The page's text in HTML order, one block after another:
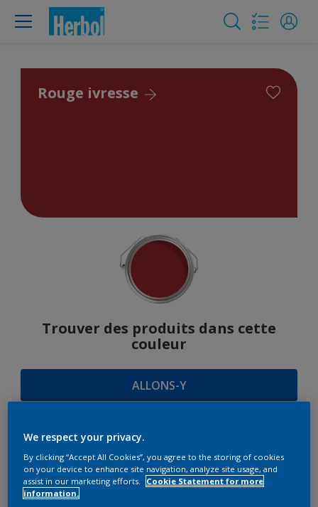
Rouge ivresse
Trouver des produits dans cette
couleur
ALLONS-Y
SUGGESTIONS
D'HARMONIES
We respect your privacy.
By clicking “Accept All Cookies”, you agree to the storing of cookies
on your device to enhance site navigation, analyze site usage, and
assist in our marketing efforts.
Cookie Statement for more
information.